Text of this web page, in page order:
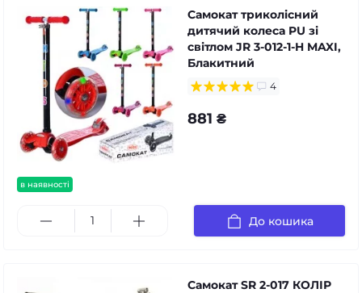
в наявності
Самокат триколісний
дитячий колеса PU зі
світлом JR 3-012-1-H MAXI,
Блакитний
4
881 ₴
До кошика
Самокат SR 2-017 КОЛІР